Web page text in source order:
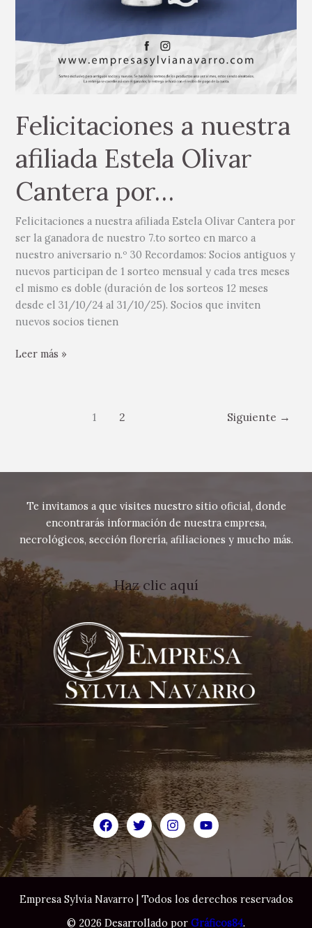
Felicitaciones a nuestra
afiliada Estela Olivar
Cantera por…
Felicitaciones a nuestra afiliada Estela Olivar Cantera por
ser la ganadora de nuestro 7.to sorteo en marco a
nuestro aniversario n.º 30 Recordamos: Socios antiguos y
nuevos participan de 1 sorteo mensual y cada tres meses
el mismo es doble (duración de los sorteos 12 meses
desde el 31/10/24 al 31/10/25). Socios que inviten
nuevos socios tienen
Leer más »
1 2 Siguiente →
Te invitamos a que visites nuestro sitio oficial, donde
encontrarás información de nuestra empresa,
necrológicos, sección florería, afiliaciones y mucho más.
Haz clic aquí
Empresa Sylvia Navarro | Todos los derechos reservados
© 2026 Desarrollado por Gráficos84.